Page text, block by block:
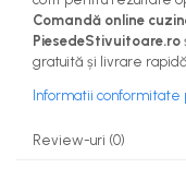
Comandă online
PiesedeStivuitoare.ro
gratuită și livrare
Informatii conformitate
Review-uri (0)